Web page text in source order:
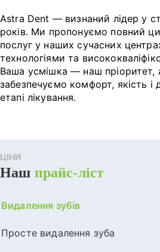
Astra Dent — визнаний лідер у
років. Ми пропонуємо повний
послуг у наших сучасних
технологіями та
Ваша усмішка — наш
забезпечуємо комфорт, якість
етапі лікування.
ЦІНИ
Наш прайс-ліст
Видалення зубів
Просте видалення зуба